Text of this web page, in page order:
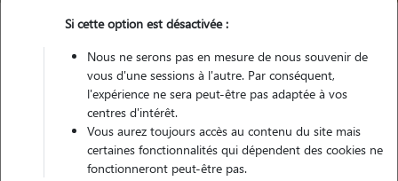
Lot-et-Garonne
Villeneuve-sur-Lot
Nos promeneurs et familles d'accueil
Si cette option est désactivée :
Nous ne serons pas en mesure de nous souvenir de
vous d'une sessions à l'autre. Par conséquent,
l'expérience ne sera peut-être pas adaptée à vos
centres d'intérêt.
Vous aurez toujours accès au contenu du site mais
certaines fonctionnalités qui dépendent des cookies ne
fonctionneront peut-être pas.